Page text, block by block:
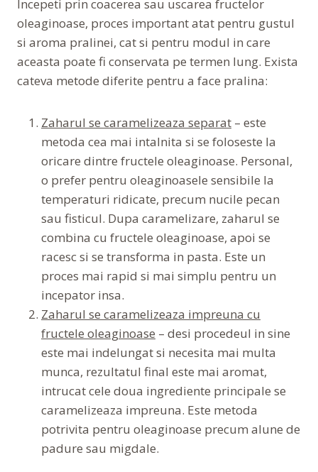
Incepeti prin coacerea sau uscarea fructelor
oleaginoase, proces important atat pentru gustul
si aroma pralinei, cat si pentru modul in care
aceasta poate fi conservata pe termen lung. Exista
cateva metode diferite pentru a face pralina:
Zaharul se caramelizeaza separat – este
metoda cea mai intalnita si se foloseste la
oricare dintre fructele oleaginoase. Personal,
o prefer pentru oleaginoasele sensibile la
temperaturi ridicate, precum nucile pecan
sau fisticul. Dupa caramelizare, zaharul se
combina cu fructele oleaginoase, apoi se
racesc si se transforma in pasta. Este un
proces mai rapid si mai simplu pentru un
incepator insa.
Zaharul se caramelizeaza impreuna cu
fructele oleaginoase – desi procedeul in sine
este mai indelungat si necesita mai multa
munca, rezultatul final este mai aromat,
intrucat cele doua ingrediente principale se
caramelizeaza impreuna. Este metoda
potrivita pentru oleaginoase precum alune de
padure sau migdale.